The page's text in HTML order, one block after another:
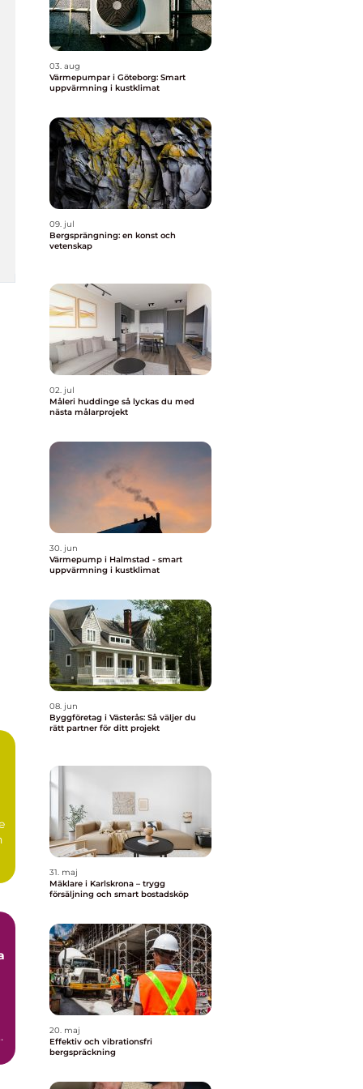
03. aug
Värmepumpar i Göteborg: Smart
uppvärmning i kustklimat
09. jul
Bergsprängning: en konst och
vetenskap
02. jul
Måleri huddinge så lyckas du med
nästa målarprojekt
30. jun
Värmepump i Halmstad - smart
uppvärmning i kustklimat
08. jun
Byggföretag i Västerås: Så väljer du
rätt partner för ditt projekt
31. maj
Mäklare i Karlskrona – trygg
försäljning och smart bostadsköp
20. maj
Effektiv och vibrationsfri
bergspräckning